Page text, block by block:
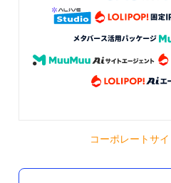
コーポレートサイ